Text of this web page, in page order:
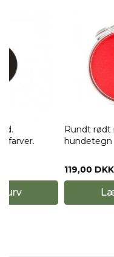
Rundt rødt
hundetegn